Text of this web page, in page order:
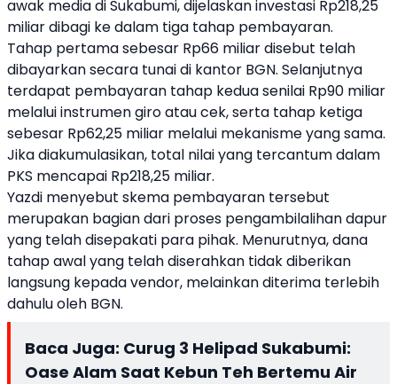
awak media di Sukabumi, dijelaskan investasi Rp218,25
miliar dibagi ke dalam tiga tahap pembayaran.
Tahap pertama sebesar Rp66 miliar disebut telah
dibayarkan secara tunai di kantor BGN. Selanjutnya
terdapat pembayaran tahap kedua senilai Rp90 miliar
melalui instrumen giro atau cek, serta tahap ketiga
sebesar Rp62,25 miliar melalui mekanisme yang sama.
Jika diakumulasikan, total nilai yang tercantum dalam
PKS mencapai Rp218,25 miliar.
Yazdi menyebut skema pembayaran tersebut
merupakan bagian dari proses pengambilalihan dapur
yang telah disepakati para pihak. Menurutnya, dana
tahap awal yang telah diserahkan tidak diberikan
langsung kepada vendor, melainkan diterima terlebih
dahulu oleh BGN.
Baca Juga: Curug 3 Helipad Sukabumi:
Oase Alam Saat Kebun Teh Bertemu Air